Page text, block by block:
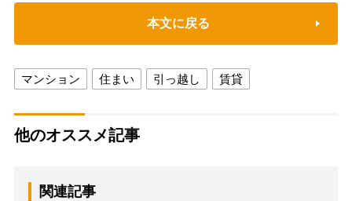
本文に戻る
マンション 住まい 引っ越し 賃貸
他のオススメ記事
関連記事